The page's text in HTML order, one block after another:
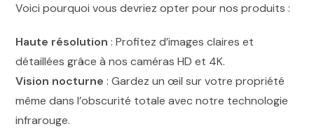
Voici pourquoi vous devriez opter pour nos produits :
Haute résolution : Profitez d’images claires et
détaillées grâce à nos caméras HD et 4K.
Vision nocturne : Gardez un œil sur votre propriété
même dans l’obscurité totale avec notre technologie
infrarouge.